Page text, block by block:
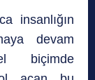
insanlığın
devam
biçimde